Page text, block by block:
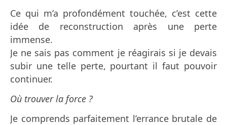
Ce qui m’a profondément touchée, c’est cette
idée de reconstruction après une perte
immense.
Je ne sais pas comment je réagirais si je devais
subir une telle perte, pourtant il faut pouvoir
continuer.
Où trouver la force ?
Je comprends parfaitement l’errance brutale de